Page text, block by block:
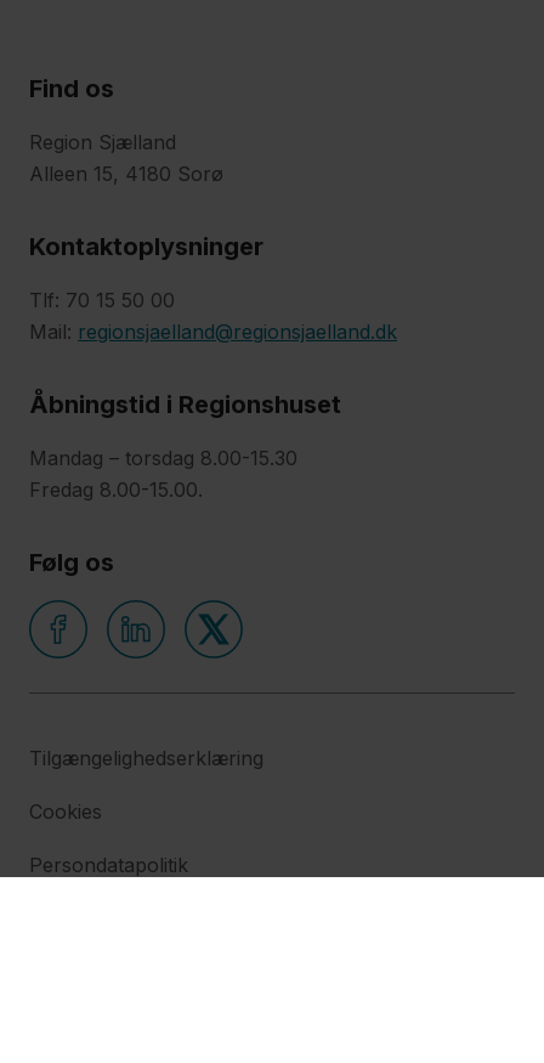
Find os
Region Sjælland
Alleen 15, 4180 Sorø
Kontaktoplysninger
Tlf: 70 15 50 00
Mail: regionsjaelland@regionsjaelland.dk
Åbningstid i Regionshuset
Mandag – torsdag 8.00-15.30
Fredag 8.00-15.00.
Følg os
Tilgængelighedserklæring
Cookies
Persondatapolitik